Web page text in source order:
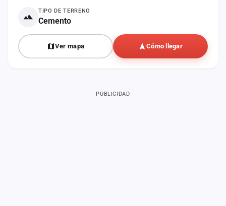
TIPO DE TERRENO
Cemento
Ver mapa Cómo llegar
PUBLICIDAD